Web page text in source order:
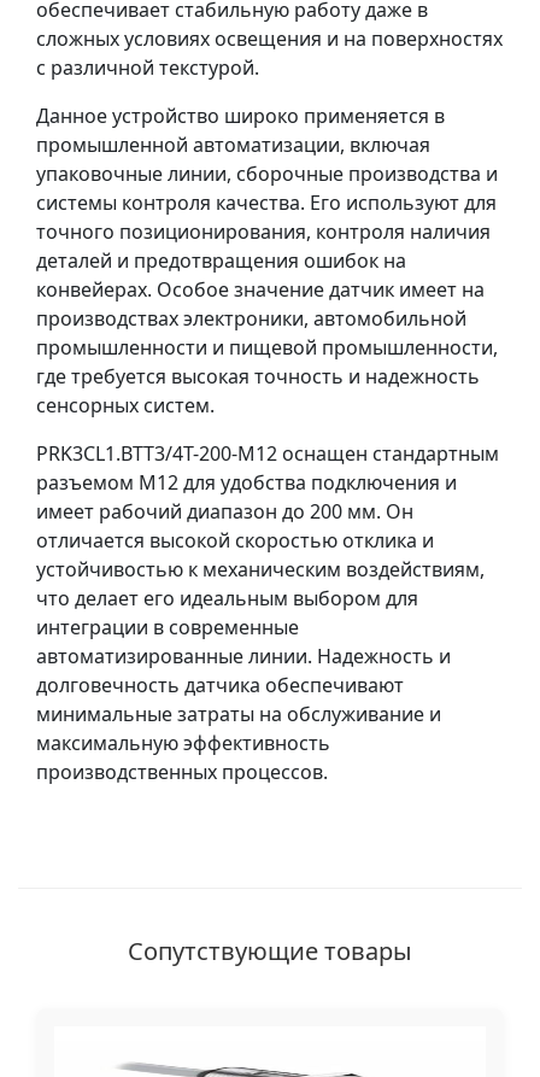
обеспечивает стабильную работу даже в
сложных условиях освещения и на поверхностях
с различной текстурой.
Данное устройство широко применяется в
промышленной автоматизации, включая
упаковочные линии, сборочные производства и
системы контроля качества. Его используют для
точного позиционирования, контроля наличия
деталей и предотвращения ошибок на
конвейерах. Особое значение датчик имеет на
производствах электроники, автомобильной
промышленности и пищевой промышленности,
где требуется высокая точность и надежность
сенсорных систем.
PRK3CL1.BTT3/4T-200-M12 оснащен стандартным
разъемом M12 для удобства подключения и
имеет рабочий диапазон до 200 мм. Он
отличается высокой скоростью отклика и
устойчивостью к механическим воздействиям,
что делает его идеальным выбором для
интеграции в современные
автоматизированные линии. Надежность и
долговечность датчика обеспечивают
минимальные затраты на обслуживание и
максимальную эффективность
производственных процессов.
Сопутствующие товары